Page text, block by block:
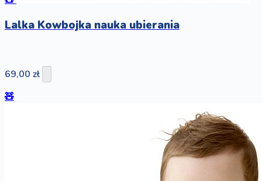
Lalka Kowbojka nauka ubierania
69,00 zł
🧸